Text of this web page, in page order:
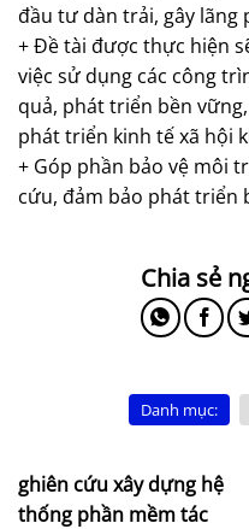
đầu tư dàn trải, gây lãng
+ Đề tài được thực hiện
việc sử dụng các công
quả, phát triển bền
phát triển kinh tế xã hội
+ Góp phần bảo vệ môi
cứu, đảm bảo phát triển
Danh mục:
ghiên cứu xây dựng hệ
thống phần mềm tác